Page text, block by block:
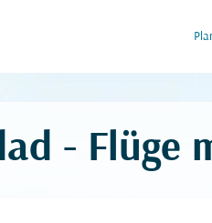
- Flüge